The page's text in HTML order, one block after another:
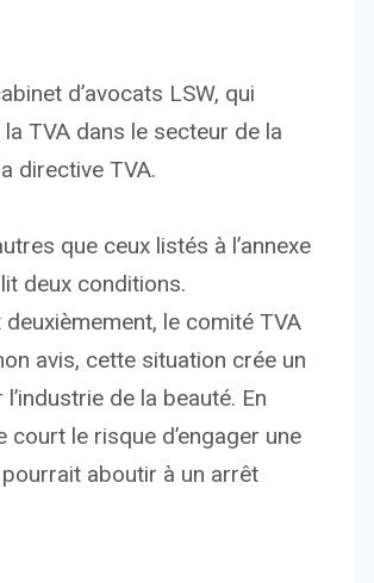
d’avocats LSW, qui
TVA dans le secteur de la
directive TVA.
que ceux listés à l’annexe
deux conditions.
le comité TVA
avis, cette situation crée un
de la beauté. En
court le risque d’engager une
aboutir à un arrêt